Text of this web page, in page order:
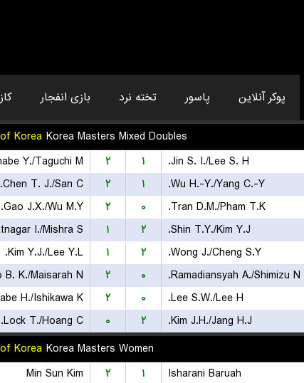
پوکر آنلاین پاسور تخته نرد بازی انفجار
Korea Korea Masters Mixed Doubles
Y./Taguchi M.
۲ ۱ Jin S. I./Lee S. H.
Chen T. J./San C.
۲ ۱ Wu H.-Y./Yang C.-Y.
Gao J.X./Wu M.Y.
۲ ۰ Tran D.M./Pham T.K.
I./Mishra S.
۱ ۲ Shin T.Y./Kim Y.J.
Kim Y.J./Lee Y.L.
۱ ۲ Wong J./Cheng S.Y.
B. K./Maisarah N.
۲ ۰ Ramadiansyah A./Shimizu N.
H./Ishikawa K.
۲ ۰ Lee S.W./Lee H.
Lock T./Hoang C.
۰ ۲ Kim J.H./Jang H.J.
Korea Korea Masters Women
Min Sun Kim
۲ ۱ Isharani Baruah